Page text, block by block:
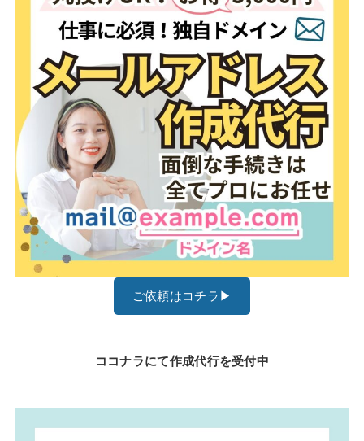
ご依頼はコチラ▶
ココナラにて作成代行を受付中